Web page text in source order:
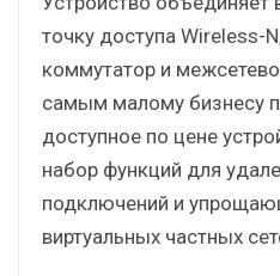
точку доступа Wireless-
коммутатор и
самым малому бизнесу
доступное по цене
набор функций для
подключений и
виртуальных частных